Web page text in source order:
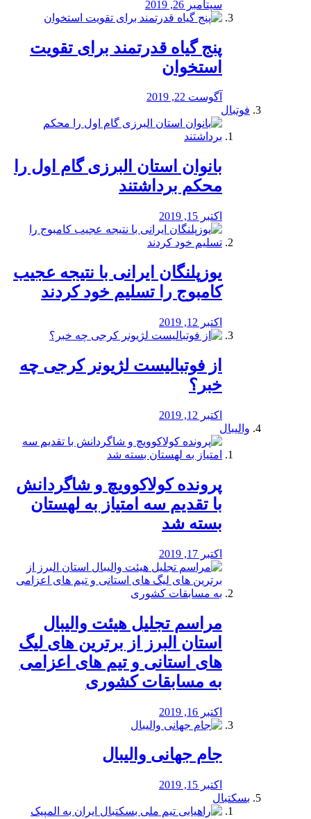
سپتامبر 26, 2019
پنج گیاه قدرتمند برای تقویت
استخوان
آگوست 22, 2019
فوتبال
بانوان استان البرزی گام اول را
محكم برداشتند
اکتبر 15, 2019
یوزپلنگان ایرانی با نتیجه عجیب
کامبوج را تسلیم خود کردند
اکتبر 12, 2019
از فوتبالیست لژیونر کرجی چه
خبر؟
اکتبر 12, 2019
والیبال
پرونده کولاکوویچ و شاگردانش
با تقدیم سه امتیاز به لهستان
بسته شد
اکتبر 17, 2019
مراسم تجلیل هیئت والیبال
استان البرز از برترین های لیگ
های استانی و تیم های اعزامی
به مسابقات کشوری
اکتبر 16, 2019
جام جهانی والیبال
اکتبر 15, 2019
بسکتبال